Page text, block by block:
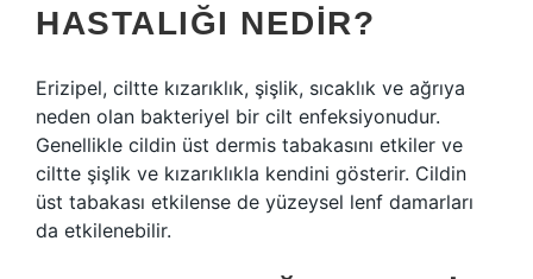
HASTALIĞI NEDIR?
Erizipel, ciltte kızarıklık, şişlik, sıcaklık ve ağrıya
neden olan bakteriyel bir cilt enfeksiyonudur.
Genellikle cildin üst dermis tabakasını etkiler ve
ciltte şişlik ve kızarıklıkla kendini gösterir. Cildin
üst tabakası etkilense de yüzeysel lenf damarları
da etkilenebilir.